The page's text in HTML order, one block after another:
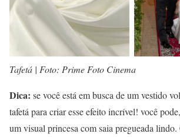
Tafetá | Foto: Prime Foto Cinema
Dica: se você está em busca de um vestido
tafetá para criar esse efeito incrível! você
um visual princesa com saia pregueada lindo.